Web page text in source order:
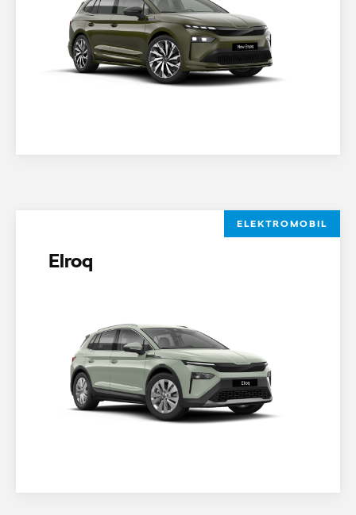
ELEKTROMOBIL
Elroq